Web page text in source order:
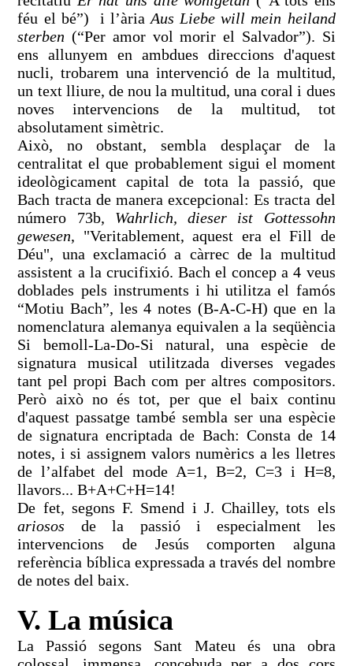
féu el bé”) i l’àriaAus Liebe will mein heiland
sterben (“Per amor vol morir el Salvador”). Si
ens allunyem en ambdues direccions d'aquest
nucli, trobarem una intervenció de la multitud,
un text lliure, de nou la multitud, una coral i dues
noves intervencions de la multitud, tot
absolutament simètric.
Això, no obstant, sembla desplaçar de la
centralitat el que probablement sigui el moment
ideològicament capital de tota la passió, que
Bach tracta de manera excepcional: Es tracta del
número 73b, Wahrlich, dieser ist Gottessohn
gewesen, "Veritablement, aquest era el Fill de
Déu", una exclamació a càrrec de la multitud
assistent a la crucifixió. Bach el concep a 4 veus
doblades pels instruments i hi utilitza el famós
“Motiu Bach”, les 4 notes (B-A-C-H) que en la
nomenclatura alemanya equivalen a la seqüència
Si bemoll-La-Do-Si natural, una espècie de
signatura musical utilitzada diverses vegades
tant pel propi Bach com per altres compositors.
Però això no és tot, per que el baix continu
d'aquest passatge també sembla ser una espècie
de signatura encriptada de Bach: Consta de 14
notes, i si assignem valors numèrics a les lletres
de l’alfabet del mode A=1, B=2, C=3 i H=8,
llavors... B+A+C+H=14!
De fet, segons F. Smend i J. Chailley, tots els
ariosos de la passió i especialment les
intervencions de Jesús comporten alguna
referència bíblica expressada a través del nombre
de notes del baix.
V. La música
La Passió segons Sant Mateu és una obra